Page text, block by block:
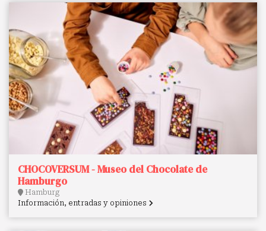
CHOCOVERSUM - Museo del Chocolate de
Hamburgo
Hamburg
Información, entradas y opiniones